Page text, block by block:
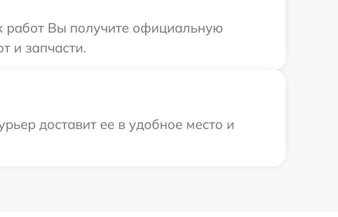
работ Вы получите официальную
и запчасти.
доставит ее в удобное место и